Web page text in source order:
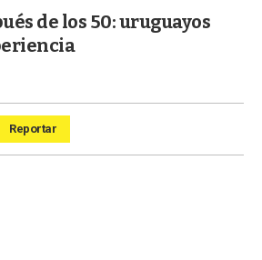
de los 50: uruguayos
Reportar